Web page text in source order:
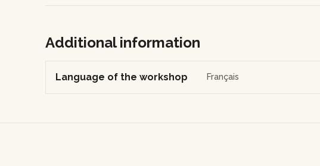
Additional information
Language of the workshop Français